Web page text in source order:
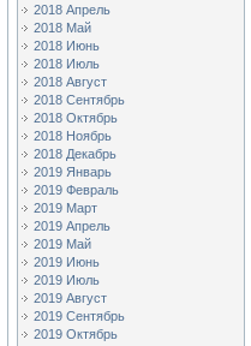
2018 Апрель
2018 Май
2018 Июнь
2018 Июль
2018 Август
2018 Сентябрь
2018 Октябрь
2018 Ноябрь
2018 Декабрь
2019 Январь
2019 Февраль
2019 Март
2019 Апрель
2019 Май
2019 Июнь
2019 Июль
2019 Август
2019 Сентябрь
2019 Октябрь